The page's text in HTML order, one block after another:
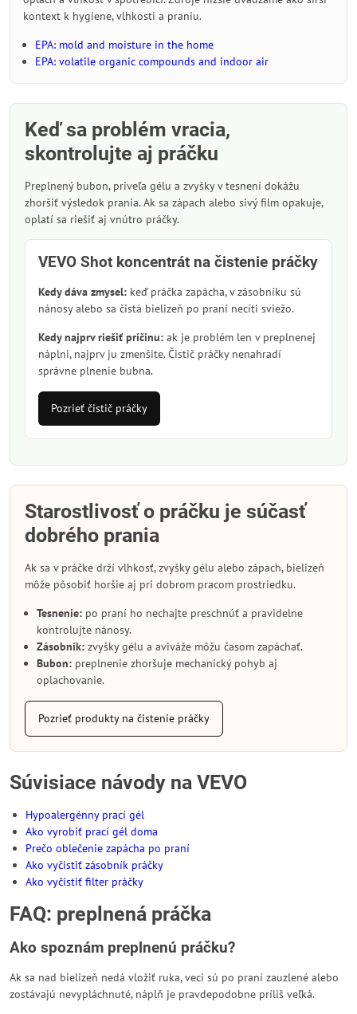
kontext k hygiene, vlhkosti a praniu.
EPA: mold and moisture in the home
EPA: volatile organic compounds and indoor air
Keď sa problém vracia,
skontrolujte aj práčku
Preplnený bubon, priveľa gélu a zvyšky v tesnení dokážu
zhoršiť výsledok prania. Ak sa zápach alebo sivý film opakuje,
oplatí sa riešiť aj vnútro práčky.
VEVO Shot koncentrát na čistenie práčky
Kedy dáva zmysel: keď práčka zapácha, v zásobníku sú
nánosy alebo sa čistá bielizeň po praní necíti sviežo.
Kedy najprv riešiť príčinu: ak je problém len v preplnenej
náplni, najprv ju zmenšite. Čistič práčky nenahradí
správne plnenie bubna.
Pozrieť čistič práčky
Starostlivosť o práčku je súčasť
dobrého prania
Ak sa v práčke drží vlhkosť, zvyšky gélu alebo zápach, bielizeň
môže pôsobiť horšie aj pri dobrom pracom prostriedku.
Tesnenie: po praní ho nechajte preschnúť a pravidelne
kontrolujte nánosy.
Zásobník: zvyšky gélu a aviváže môžu časom zapáchať.
Bubon: preplnenie zhoršuje mechanický pohyb aj
oplachovanie.
Pozrieť produkty na čistenie práčky
Súvisiace návody na VEVO
Hypoalergénny prací gél
Ako vyrobiť prací gél doma
Prečo oblečenie zapácha po praní
Ako vyčistiť zásobník práčky
Ako vyčistiť filter práčky
FAQ: preplnená práčka
Ako spoznám preplnenú práčku?
Ak sa nad bielizeň nedá vložiť ruka, veci sú po praní zauzlené alebo
zostávajú nevypláchnuté, náplň je pravdepodobne príliš veľká.